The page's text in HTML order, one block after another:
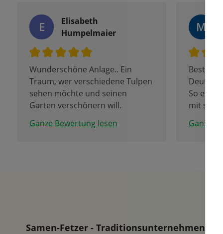
E
Elisabeth
Humpelmaier
Wunderschöne Anlage.. Ein
Traum, wer verschiedene Tulpen
sehen möchte und seinen
Garten verschönern will.
Sehr nette Leute, die gut
erklären, alles über Tulpen und
der Herr,der die Führung
Ganze Bewertung lesen
M
Bester
So eine
mit so
Liebe
Ganze
Samen-Fetzer - Traditionsunternehmen in